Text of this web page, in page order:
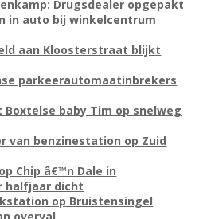
Drugsdealer opgepakt
in auto bij winkelcentrum
aan Kloosterstraat blijkt
parkeerautomaatinbrekers
Boxtelse baby Tim op snelweg
van benzinestation op Zuid
Chip â€™n Dale in
halfjaar dicht
op Bruistensingel